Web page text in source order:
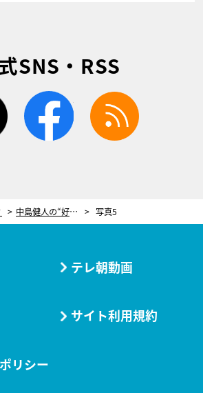
SNS・RSS
twitter facebook
中島健人の“好きになる女性のタイプ”に「大人だ～！」 真摯な最新恋愛トークを披露 写真5
テレ朝動画
サイト利用規約
リシー